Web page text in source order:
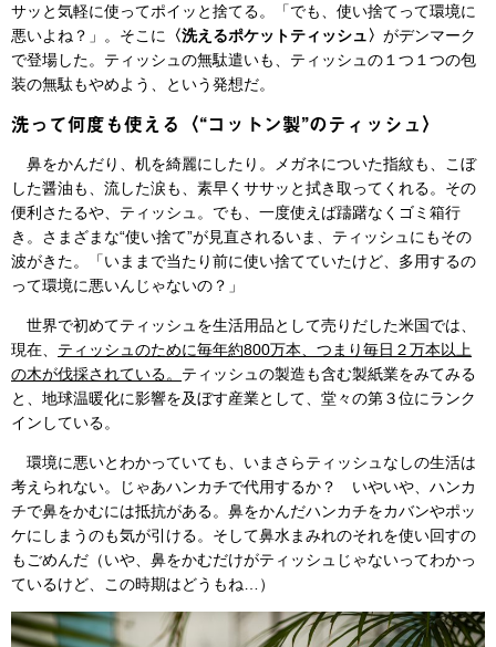
サッと気軽に使ってポイッと捨てる。「でも、使い捨てって環境に
悪いよね？」。そこに 〈洗えるポケットティッシュ〉 がデンマーク
で登場した。ティッシュの無駄遣いも、ティッシュの１つ１つの包
装の無駄もやめよう、という発想だ。
洗って何度も使える〈“コットン製”のティッシュ〉
鼻をかんだり、机を綺麗にしたり。メガネについた指紋も、こぼ
した醤油も、流した涙も、素早くササッと拭き取ってくれる。その
便利さたるや、ティッシュ。でも、一度使えば躊躇なくゴミ箱行
き。さまざまな“使い捨て”が見直されるいま、ティッシュにもその
波がきた。「いままで当たり前に使い捨てていたけど、多用するの
って環境に悪いんじゃないの？」
世界で初めてティッシュを生活用品として売りだした米国では、
現在、 ティッシュのために毎年約800万本、つまり毎日２万本以上
の木が伐採されている。 ティッシュの製造も含む製紙業をみてみる
と、地球温暖化に影響を及ぼす産業として、堂々の第３位にランク
インしている。
環境に悪いとわかっていても、いまさらティッシュなしの生活は
考えられない。じゃあハンカチで代用するか？ いやいや、ハンカ
チで鼻をかむには抵抗がある。鼻をかんだハンカチをカバンやポッ
ケにしまうのも気が引ける。そして鼻水まみれのそれを使い回すの
もごめんだ（いや、鼻をかむだけがティッシュじゃないってわかっ
ているけど、この時期はどうもね…）